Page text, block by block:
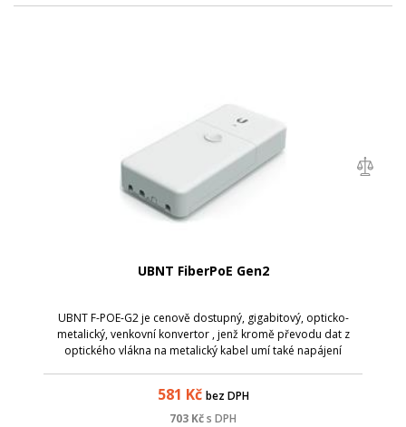
UBNT FiberPoE Gen2
UBNT F-POE-G2 je cenově dostupný, gigabitový, opticko-
metalický, venkovní konvertor , jenž kromě převodu dat z
optického vlákna na metalický kabel umí také napájení
581 Kč bez DPH
703 Kčs DPH